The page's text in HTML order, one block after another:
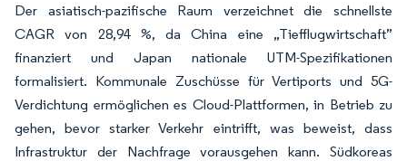
Der asiatisch-pazifische Raum verzeichnet die schnellste
CAGR von 28,94 %, da China eine „Tiefflugwirtschaft”
finanziert und Japan nationale UTM-Spezifikationen
formalisiert. Kommunale Zuschüsse für Vertiports und 5G-
Verdichtung ermöglichen es Cloud-Plattformen, in Betrieb zu
gehen, bevor starker Verkehr eintrifft, was beweist, dass
Infrastruktur der Nachfrage vorausgehen kann. Südkoreas